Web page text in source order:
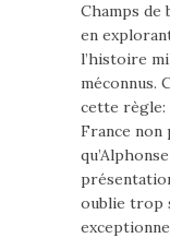
Champs de
en
l’histoire
méconnus.
cette règle:
France non
oublie trop